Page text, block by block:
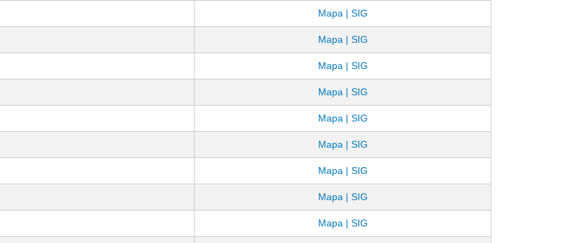
Mapa | SIG
Mapa | SIG
Mapa | SIG
Mapa | SIG
Mapa | SIG
Mapa | SIG
Mapa | SIG
Mapa | SIG
Mapa | SIG